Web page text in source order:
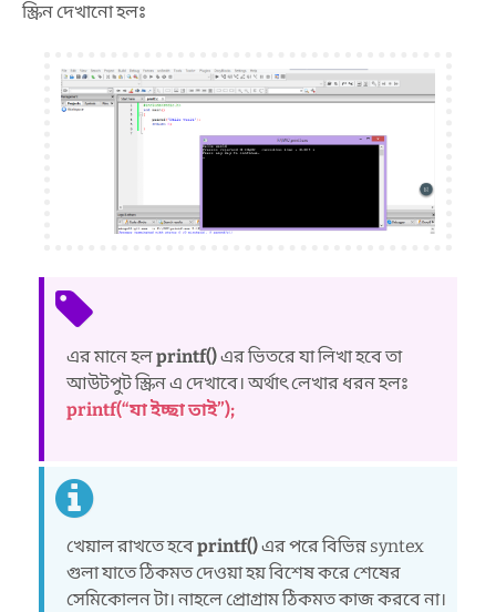
স্ক্রিন দেখানো হলঃ
এর মানে হলprintf()এর ভিতরে যা লিখা হবে তা
আউটপুট স্ক্রিন এ দেখাবে। অর্থাৎ লেখার ধরন হলঃ
printf(“যা ইচ্ছা তাই”);
খেয়াল রাখতে হবেprintf()এর পরে বিভিন্ন syntex
গুলা যাতে ঠিকমত দেওয়া হয় বিশেষ করে শেষের
সেমিকোলন টা। নাহলে প্রোগ্রাম ঠিকমত কাজ করবে না।